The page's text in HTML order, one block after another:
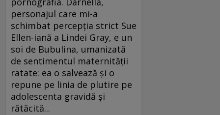
personajul care mi-a
schimbat percepţia strict Sue
Ellen-iană a Lindei Gray, e un
soi de Bubulina, umanizată
de sentimentul maternităţii
ratate: ea o salvează şi o
repune pe linia de plutire pe
adolescenta gravidă şi
rătăcită...